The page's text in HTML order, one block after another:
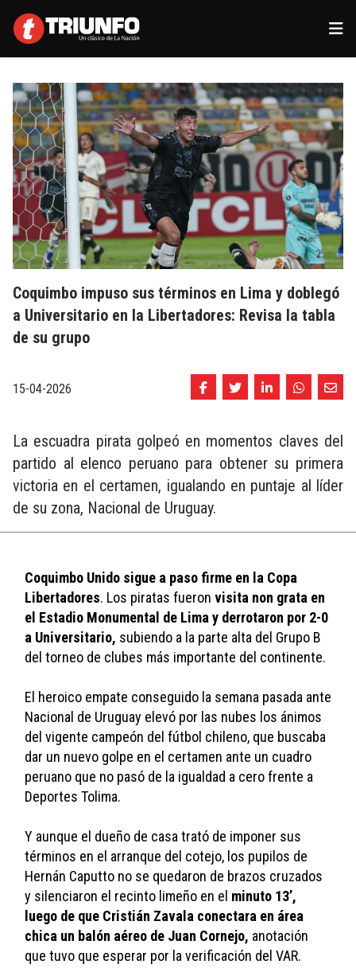
Coquimbo impuso sus términos en Lima y doblegó
a Universitario en la Libertadores: Revisa la tabla
de su grupo
15-04-2026
La escuadra pirata golpeó en momentos claves del
partido al elenco peruano para obtener su primera
victoria en el certamen, igualando en puntaje al líder
de su zona, Nacional de Uruguay.
Coquimbo Unido sigue a paso firme en la Copa
Libertadores. Los piratas fueron visita non grata en
el Estadio Monumental de Lima y derrotaron por 2-0
a Universitario, subiendo a la parte alta del Grupo B
del torneo de clubes más importante del continente.
El heroico empate conseguido la semana pasada ante
Nacional de Uruguay elevó por las nubes los ánimos
del vigente campeón del fútbol chileno, que buscaba
dar un nuevo golpe en el certamen ante un cuadro
peruano que no pasó de la igualdad a cero frente a
Deportes Tolima.
Y aunque el dueño de casa trató de imponer sus
términos en el arranque del cotejo, los pupilos de
Hernán Caputto no se quedaron de brazos cruzados
y silenciaron el recinto limeño en el minuto 13’,
luego de que Cristián Zavala conectara en área
chica un balón aéreo de Juan Cornejo, anotación
que tuvo que esperar por la verificación del VAR.